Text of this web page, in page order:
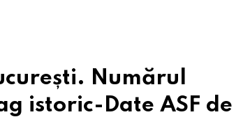
Numărul
istoric-Date ASF de